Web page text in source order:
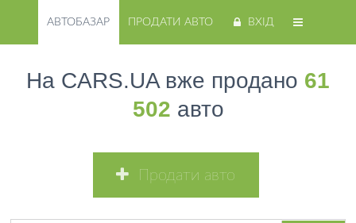
АВТОБАЗАР ПРОДАТИ АВТО ВХІД
На CARS.UA вже продано 61
502 авто
Продати авто